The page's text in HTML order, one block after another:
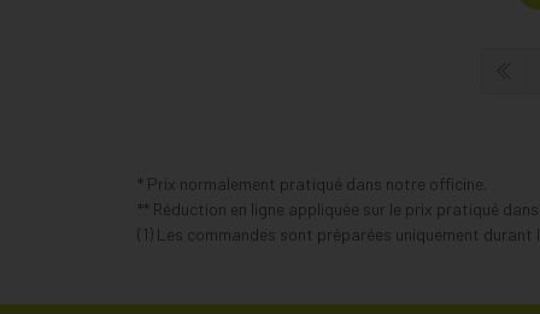
* Prix normalement pratiqué dans notre officine.
** Réduction en ligne appliquée sur le prix pratiqué
(1) Les commandes sont préparées uniquement durant